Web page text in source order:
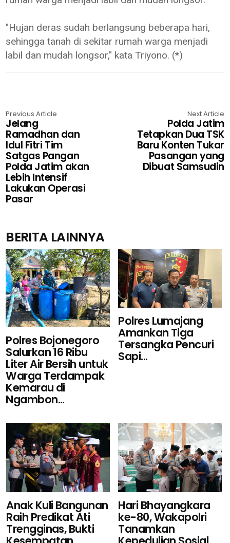
"Hujan deras sudah berlangsung beberapa hari,
sehingga tanah di sekitar rumah warga menjadi
labil dan mudah longsor," kata Triyono. (*)
Previous Article
Jelang
Ramadhan dan
Idul Fitri Tim
Satgas Pangan
Polda Jatim akan
Lebih Intensif
Lakukan Operasi
Pasar
Next Article
Polda Jatim
Tetapkan Dua TSK
Baru Konten Tukar
Pasangan yang
Dibuat Samsudin
BERITA LAINNYA
Polres Bojonegoro
Salurkan 16 Ribu
Liter Air Bersih untuk
Warga Terdampak
Kemarau di
Ngambon...
Polres Lumajang
Amankan Tiga
Tersangka Pencuri
Sapi...
Anak Kuli Bangunan
Raih Predikat Ati
Trengginas, Bukti
Hari Bhayangkara
ke-80, Wakapolri
Tanamkan